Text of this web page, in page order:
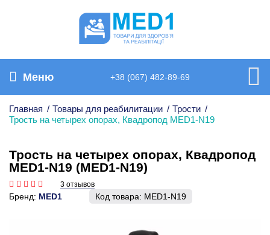
Меню +38 (067) 482-89-69
Главная / Товары для реабилитации / Трости /
Трость на четырех опорах, Квадропод MED1-N19
Трость на четырех опорах, Квадропод
MED1-N19 (MED1-N19)
3 отзывов
Бренд: MED1 Код товара: MED1-N19